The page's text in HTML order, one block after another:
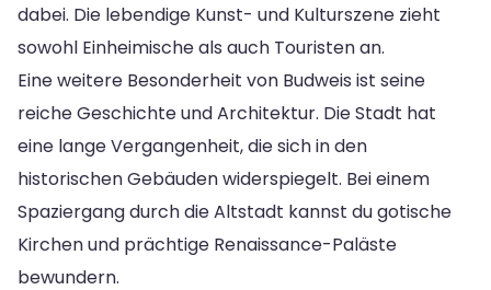
dabei. Die lebendige Kunst- und Kulturszene zieht
sowohl Einheimische als auch Touristen an.
Eine weitere Besonderheit von Budweis ist seine
reiche Geschichte und Architektur. Die Stadt hat
eine lange Vergangenheit, die sich in den
historischen Gebäuden widerspiegelt. Bei einem
Spaziergang durch die Altstadt kannst du gotische
Kirchen und prächtige Renaissance-Paläste
bewundern.